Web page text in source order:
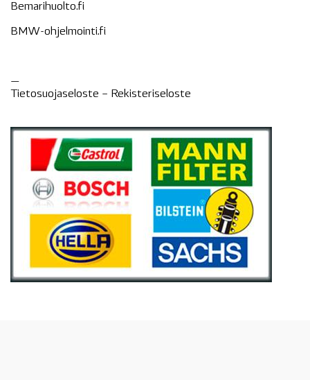
Bemarihuolto.fi
BMW-ohjelmointi.fi
—
Tietosuojaseloste – Rekisteriseloste